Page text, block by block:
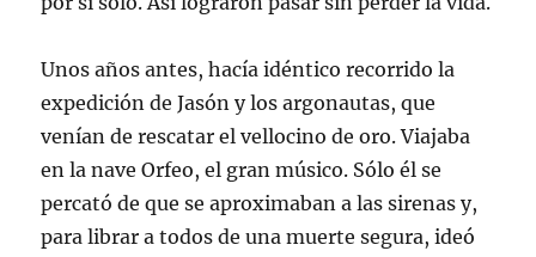
Unos años antes, hacía idéntico recorrido la
expedición de Jasón y los argonautas, que
venían de rescatar el vellocino de oro. Viajaba
en la nave Orfeo, el gran músico. Sólo él se
percató de que se aproximaban a las sirenas y,
para librar a todos de una muerte segura, ideó